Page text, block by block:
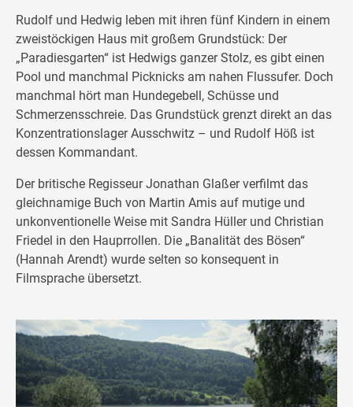
Rudolf und Hedwig leben mit ihren fünf Kindern in einem
zweistöckigen Haus mit großem Grundstück: Der
„Paradiesgarten“ ist Hedwigs ganzer Stolz, es gibt einen
Pool und manchmal Picknicks am nahen Flussufer. Doch
manchmal hört man Hundegebell, Schüsse und
Schmerzensschreie. Das Grundstück grenzt direkt an das
Konzentrationslager Ausschwitz – und Rudolf Höß ist
dessen Kommandant.
Der britische Regisseur Jonathan Glaßer verfilmt das
gleichnamige Buch von Martin Amis auf mutige und
unkonventionelle Weise mit Sandra Hüller und Christian
Friedel in den Hauprrollen. Die „Banalität des Bösen“
(Hannah Arendt) wurde selten so konsequent in
Filmsprache übersetzt.